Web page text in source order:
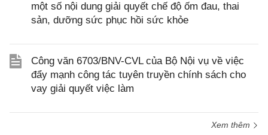
một số nội dung giải quyết chế độ ốm đau, thai
sản, dưỡng sức phục hồi sức khỏe
Công văn 6703/BNV-CVL của Bộ Nội vụ về việc
đẩy mạnh công tác tuyên truyền chính sách cho
vay giải quyết việc làm
Xem thêm